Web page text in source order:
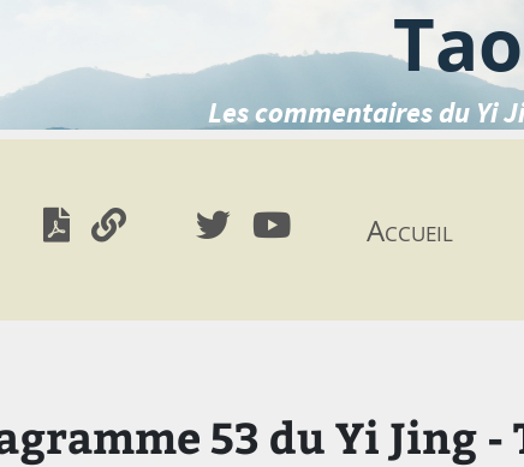
Les commentaires du Yi
Accueil
53 du Yi Jing -